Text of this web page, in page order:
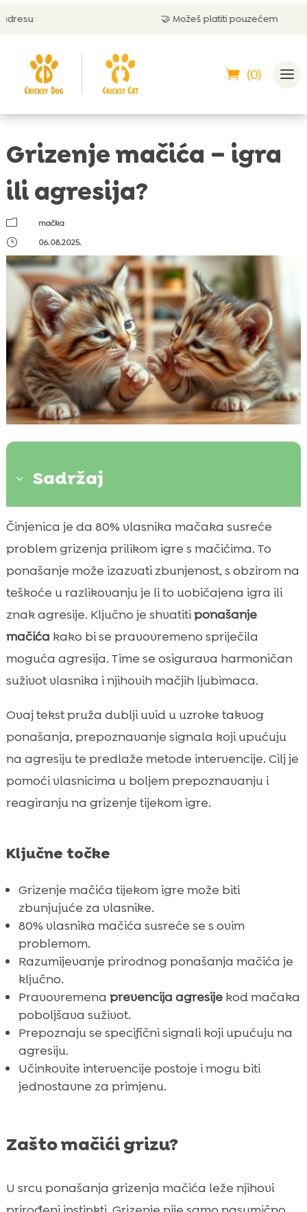
🤝 Možeš platiti pouzećem
(0)
Grizenje mačića – igra
ili agresija?
m
mačka
}
06.08.2025.
3 Sadržaj
 Zašto mačići grizu?
 Normalno ponašanje vs. agresivnost
 Razlozi za agresivno grickanje
 Kako razlikovati igru od agresije
 Sprječavanje agresivnog ponašanja
 Prilagodba ponašanja mačića
Igračke i pribor za mačiće
 Mačić grickanje tijekom igre
 Kada potražiti pomoć stručnjaka
 CricksyCat hrana za mačke
 Prednosti Purrfect Life pijeska za mačke
 Korištenje pozitivne potpore
 Odgovarajuća rutina za mačiće
Zaključak
Činjenica je da 80% vlasnika mačaka susreće
problem grizenja prilikom igre s mačićima. To
ponašanje može izazvati zbunjenost, s obzirom na
teškoće u razlikovanju je li to uobičajena igra ili
znak agresije. Ključno je shvatitiponašanje
mačića kako bi se pravovremeno spriječila
moguća agresija. Time se osigurava harmoničan
suživot vlasnika i njihovih mačjih ljubimaca.
Ovaj tekst pruža dublji uvid u uzroke takvog
ponašanja, prepoznavanje signala koji upućuju
na agresiju te predlaže metode intervencije. Cilj je
pomoći vlasnicima u boljem prepoznavanju i
reagiranju na grizenje tijekom igre.
Ključne točke
Grizenje mačića tijekom igre može biti
zbunjujuće za vlasnike.
80% vlasnika mačića susreće se s ovim
problemom.
Razumijevanje prirodnog ponašanja mačića je
ključno.
Pravovremena prevencija agresijekod mačaka
poboljšava suživot.
Prepoznaju se specifični signali koji upućuju na
agresiju.
Učinkovite intervencije postoje i mogu biti
jednostavne za primjenu.
Zašto mačići grizu?
U srcu ponašanja grizenja mačića leže njihovi